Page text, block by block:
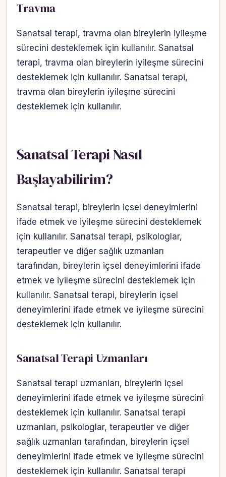
Travma
Sanatsal terapi, travma olan bireylerin iyileşme
sürecini desteklemek için kullanılır. Sanatsal
terapi, travma olan bireylerin iyileşme sürecini
desteklemek için kullanılır. Sanatsal terapi,
travma olan bireylerin iyileşme sürecini
desteklemek için kullanılır.
Sanatsal Terapi Nasıl
Başlayabilirim?
Sanatsal terapi, bireylerin içsel deneyimlerini
ifade etmek ve iyileşme sürecini desteklemek
için kullanılır. Sanatsal terapi, psikologlar,
terapeutler ve diğer sağlık uzmanları
tarafından, bireylerin içsel deneyimlerini ifade
etmek ve iyileşme sürecini desteklemek için
kullanılır. Sanatsal terapi, bireylerin içsel
deneyimlerini ifade etmek ve iyileşme sürecini
desteklemek için kullanılır.
Sanatsal Terapi Uzmanları
Sanatsal terapi uzmanları, bireylerin içsel
deneyimlerini ifade etmek ve iyileşme sürecini
desteklemek için kullanılır. Sanatsal terapi
uzmanları, psikologlar, terapeutler ve diğer
sağlık uzmanları tarafından, bireylerin içsel
deneyimlerini ifade etmek ve iyileşme sürecini
desteklemek için kullanılır. Sanatsal terapi